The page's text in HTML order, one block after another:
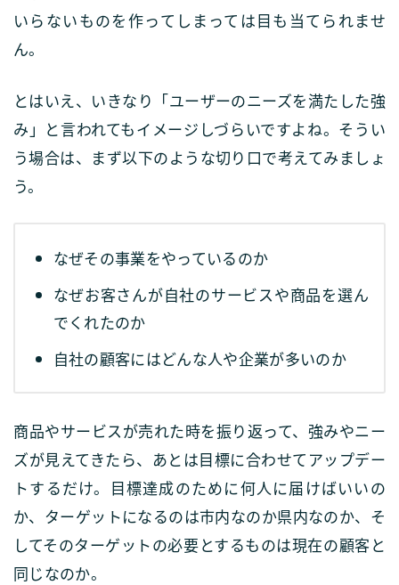
いらないものを作ってしまっては目も当てられませ
ん。
とはいえ、いきなり「ユーザーのニーズを満たした強
み」と言われてもイメージしづらいですよね。そうい
う場合は、まず以下のような切り口で考えてみましょ
う。
なぜその事業をやっているのか
なぜお客さんが自社のサービスや商品を選ん
でくれたのか
自社の顧客にはどんな人や企業が多いのか
商品やサービスが売れた時を振り返って、強みやニー
ズが見えてきたら、あとは目標に合わせてアップデー
トするだけ。目標達成のために何人に届けばいいの
か、ターゲットになるのは市内なのか県内なのか、そ
してそのターゲットの必要とするものは現在の顧客と
同じなのか。